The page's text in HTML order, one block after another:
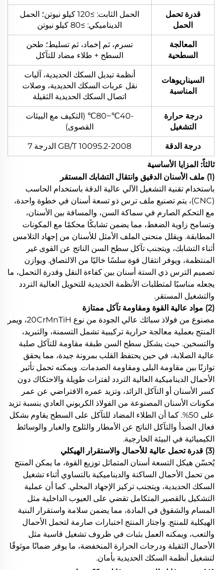
قدرة تحمل
الحمل
الحمل الثابت: ≥120 كيلو نيوتن؛ الحمل
الديناميكي: ≥80 كيلو نيوتن
المعالجة
السطحية
تسرم، ثم إخماد، ثم تسليط؛ طحن
السطح + طلاء مضاد للتآكل
السيناريوهات
المناسبة
أنظمة تبديل السكك الحديدية، آليات
نقل عربات السكك الحديدية، وصلات
اتصال السكك الحديدية الثقيلة
درجة حرارة
التشغيل
-40℃~80℃ (التكيف مع البيئات
القصوى)
درجة الدقة
GB/T 10095.2-2008 الدرجة 7
ثالثاً: المزايا الأساسية
(1) ملف الأسنان الدقيق وانتقال التشابك المستقر
باستخدام تقنية التشغيل الآلي عالية الدقة باستخدام الحاسب
(CNC)، يتم تصنيع ملف ترس ذو تسعة أسنان في خطوة واحدة،
مع التحكم الصارم في سماكة السن، والمسافة بين الأسنان،
وتسامح زاوية الضغط، مما يضمن تشابكًا محكمًا مع المكونات
المطابقة. ويقلل منحنى الملف الأمثل للأسنان من إجهاد التلامس
أثناء التشابك، ويتجنب تآكل سطح السن الناتج عن القوى غير
المنتظمة، ويوفر انتقال قوة سلسًا خاليًا من الالتصاق. ويوازن
تصميم الترس ذي الستة أسنان بين كفاءة النقل وقدرة التحمل، ما
يجعله مناسبًا لمتطلبات الأنظمة الحديدية للتحويل العالية التردد
والتشغيل المستقر.
(2) مواد عالية القوة ومقاومة تآكل ممتازة
مصنوع من فولاذ سبائك عالي الجودة من نوع 20CrMnTiH، ويمر
المنتج بعملية معالجة حرارية تركيبية تشمل التسمنة، والتبريد،
والتسخين. حيث يشكل سطح السن طبقة مقاومة للتآكل صلبة
عالية الصلابة، في حين يحتفظ القلب بمرونة جيدة، مما يحقق
توازنًا بين مقاومة البلى ومقاومة الصدمات. ويمكنه تحمل تأثير
الأحمال الديناميكية العالية التردد لفترات طويلة والاحتكاك دون
كسر الأسنان أو التآكل الزائد، وتزيد عمره الافتراضي عن عمر
مكونات الأسنان المصنوعة من الفولاذ الكربوني العادي بنسبة تزيد
على 50%. كما أن الطلاء المضاد للتآكل على السطح يقاوم بشكل
فعال الصدأ والتآكل الناتج عن الأمطار والثلوج والغبار والوسائط
الكيميائية في البيئة الخارجية.
(3) قدرة تحمل عالية للأحمال والاستقرار الهيكلي
يُحسّن هيكل التسعة أسنان المتماثل توزيع القوة، ما يمكن المنتج
من تحمل الأحمال الساكنة والديناميكية بالتساوي أثناء تشغيل
السكك الحديدية، ويتجنب تركيز الإجهاد المحلي. كما أن عملية
التشكيل بالقصير المتكامل تقضي على العيوب الداخلية مثل
المسام والشقوق في المادة، مما يضمن سلامة واستقرار البنية
الهيكلية للمنتج. واجتاز المنتج اختبارات صارمة لتحمل الأحمال
والتعب، ويمكنه العمل بثبات في ظروف تشغيل قاسية مثل
الأحمال الثقيلة ودرجات الحرارة المنخفضة، ما يوفر ضمانًا موثوقًا
لتشغيل أنظمة السكك الحديدية بأمان.